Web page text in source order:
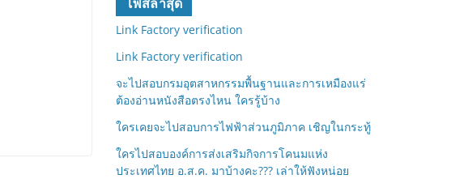
Link Factory verification
Link Factory verification
จะไปสอบกรมอุตสาหกรรมพื้นฐานและการเหมืองแร่
ต้องอ่านหนังสือตรงไหน ใครรู้บ้าง
ใครเคยจะไปสอบการไฟฟ้าส่วนภูมิภาค เชิญในกระทู้
ใครไปสอบองค์การส่งเสริมกิจการโคนมแห่ง
ประเทศไทย อ.ส.ค. มาบ้างคะ??? เล่าให้ฟังหน่อย